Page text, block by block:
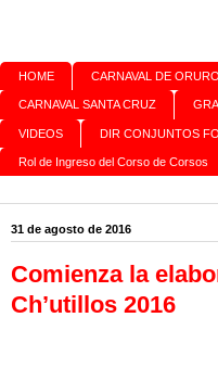
HOME CARNAVAL DE ORURO
CARNAVAL SANTA CRUZ
VIDEOS DIR CONJUNTOS
Rol de Ingreso del Corso de Corsos
31 de agosto de 2016
Comienza la
Ch’utillos 2016